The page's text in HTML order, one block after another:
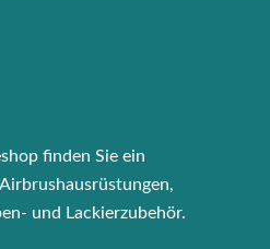
finden Sie ein
und Lackierzubehör.